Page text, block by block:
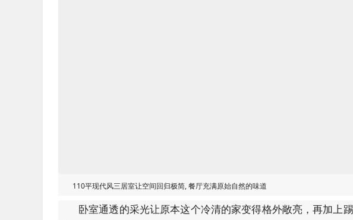
110平现代风三居室让空间回归极简, 餐厅充满原始自然的味道
卧室通透的采光让原本这个冷清的家变得格外敞亮，再加上